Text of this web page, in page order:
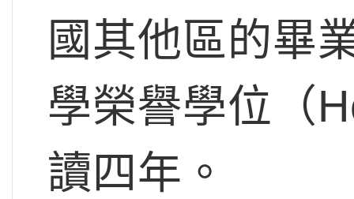
國其他區的畢
學榮譽學位（
讀四年。